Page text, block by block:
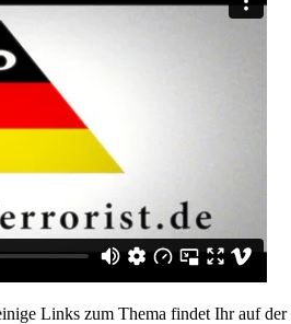
Links zum Thema findet Ihr auf der